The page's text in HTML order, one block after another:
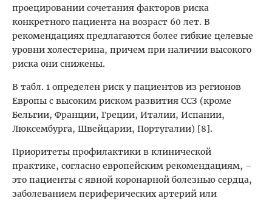
проецировании сочетания факторов риска
конкретного пациента на возраст 60 лет. В
рекомендациях предлагаются более гибкие целевые
уровни холестерина, причем при наличии высокого
риска они снижены.
В табл. 1 определен риск у пациентов из регионов
Европы с высоким риском развития ССЗ (кроме
Бельгии, Франции, Греции, Италии, Испании,
Люксембурга, Швейцарии, Португалии) [8].
Приоритеты профилактики в клинической
практике, согласно европейским рекомендациям, –
это пациенты с явной коронарной болезнью сердца,
заболеванием периферических артерий или